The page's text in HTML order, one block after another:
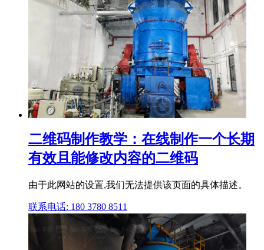
二维码制作教学：在线制作一个长期
有效且能修改内容的二维码
由于此网站的设置,我们无法提供该页面的具体描述。
联系电话: 180 3780 8511